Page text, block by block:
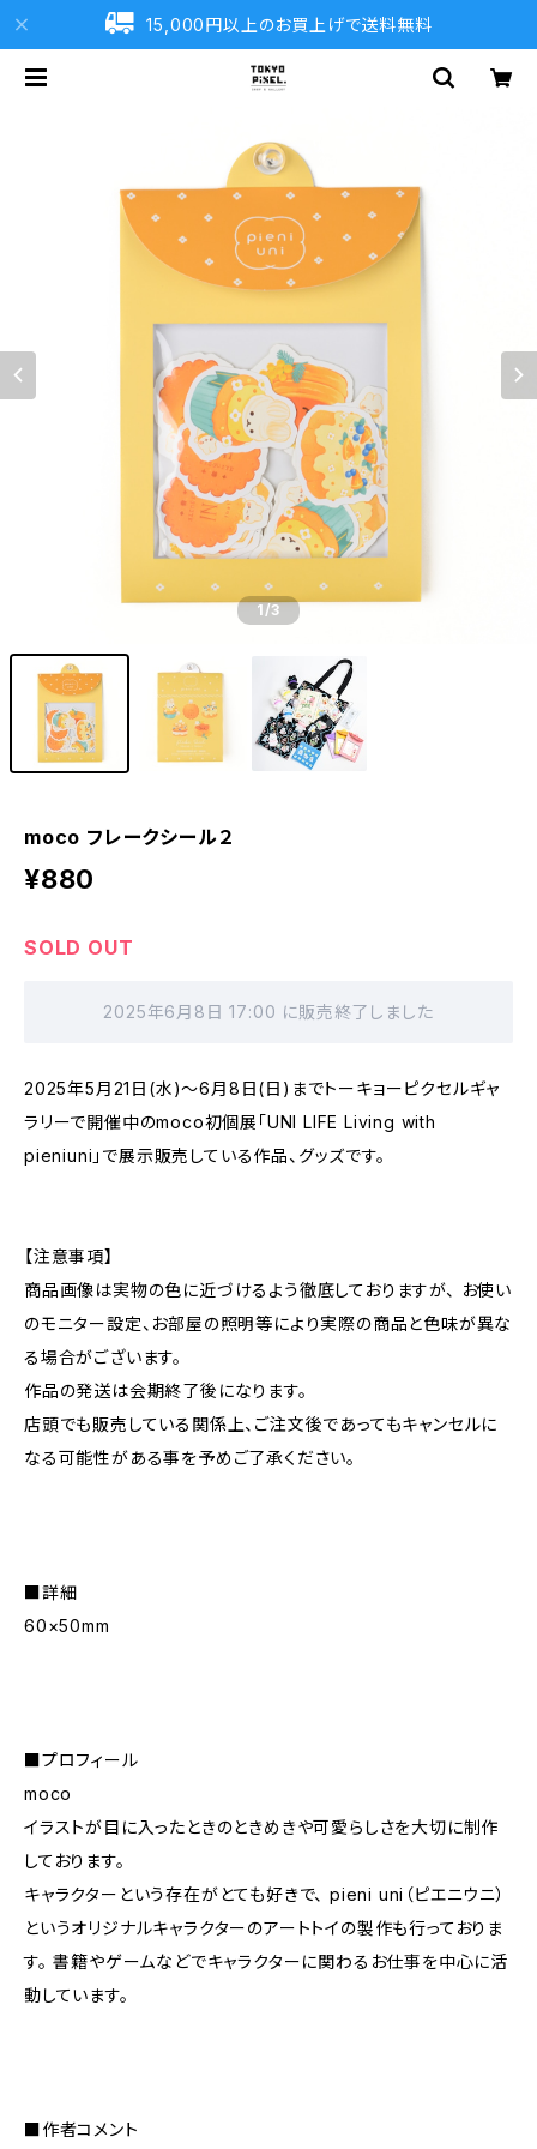
15,000円以上のお買上げで送料無料
1/3
moco フレークシール２
¥880
SOLD OUT
2025年6月8日 17:00 に販売終了しました
2025年5月21日(水)〜6月8日(日)までトーキョーピクセルギャ
ラリーで開催中のmoco初個展「UNI LIFE Living with
pieniuni」で展示販売している作品、グッズです。
【注意事項】
商品画像は実物の色に近づけるよう徹底しておりますが、 お使い
のモニター設定、お部屋の照明等により実際の商品と色味が異な
る場合がございます。
作品の発送は会期終了後になります。
店頭でも販売している関係上、ご注文後であってもキャンセルに
なる可能性がある事を予めご了承ください。
■詳細
60×50mm
■プロフィール
moco
イラストが目に入ったときのときめきや可愛らしさを大切に制作
しております。
キャラクターという存在がとても好きで、 pieni uni（ピエニウニ）
というオリジナルキャラクターのアートトイの製作も行っておりま
す。 書籍やゲームなどでキャラクターに関わるお仕事を中心に活
動しています。
■作者コメント